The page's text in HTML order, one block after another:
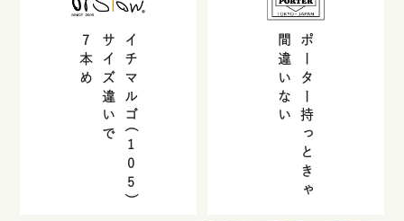
イチマルゴ(
105
)
サイズ違いで
7
本め ポーター持っときゃ
間違いない